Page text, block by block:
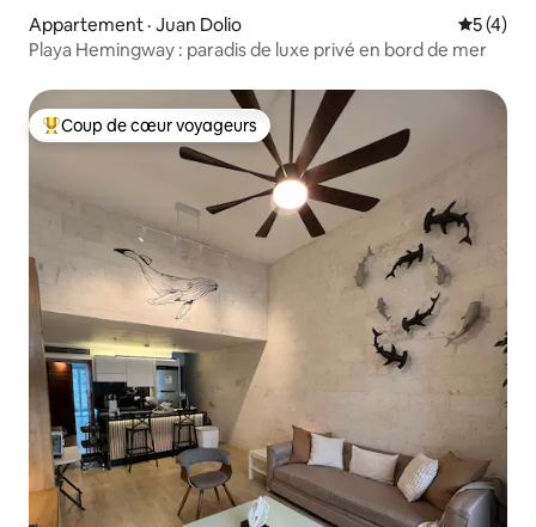
Appartement · Juan Dolio Note
5 (4)
Playa Hemingway : paradis de luxe privé en bord de mer
Coup de cœur voyageurs parmi les plus aimés
Coup de cœur voyageurs